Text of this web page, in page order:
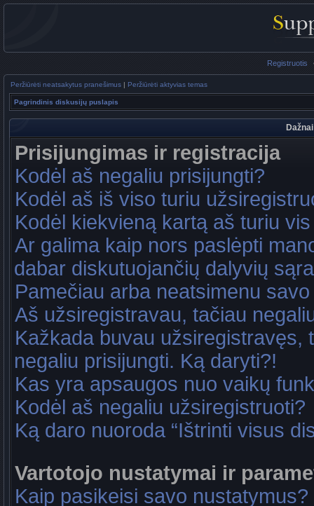
Registruotis
Peržiūrėti neatsakytus pranešimus | Peržiūrėti aktyvias temas
Pagrindinis diskusijų puslapis
Prisijungimas ir registracija
Kodėl aš negaliu prisijungti?
Kodėl aš iš viso turiu
Kodėl kiekvieną kartą aš turiu
Ar galima kaip nors paslėpti
dabar diskutuojančių dalyvių
Pamečiau arba neatsimenu
Aš užsiregistravau, tačiau
Kažkada buvau užsiregistravęs,
negaliu prisijungti. Ką daryti?!
Kas yra apsaugos nuo vaikų
Kodėl aš negaliu užsiregistruoti?
Ką daro nuoroda “Ištrinti visus
Vartotojo nustatymai ir
Kaip pasikeisi savo nustatymus?